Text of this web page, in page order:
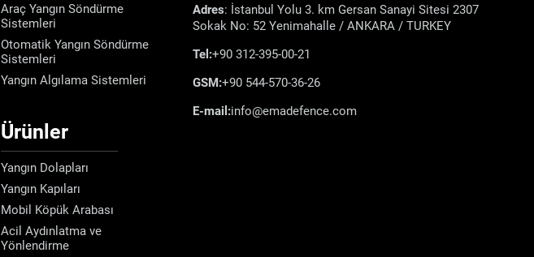
Araç Yangın Söndürme
Sistemleri
Otomatik Yangın Söndürme
Sistemleri
Yangın Algılama Sistemleri
Ürünler
Yangın Dolapları
Yangın Kapıları
Mobil Köpük Arabası
Acil Aydınlatma ve
Yönlendirme
Adres: İstanbul Yolu 3. km Gersan Sanayi Sitesi 2307
Sokak No: 52 Yenimahalle / ANKARA / TURKEY
Tel:+90 312-395-00-21
GSM:+90 544-570-36-26
E-mail:info@emadefence.com